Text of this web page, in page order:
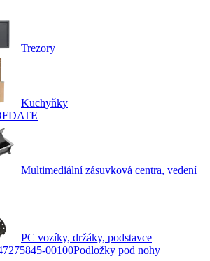
Trezory
Kuchyňky
Multimediální zásuvková centra, vedení
PC vozíky, držáky, podstavce
Podložky pod nohy